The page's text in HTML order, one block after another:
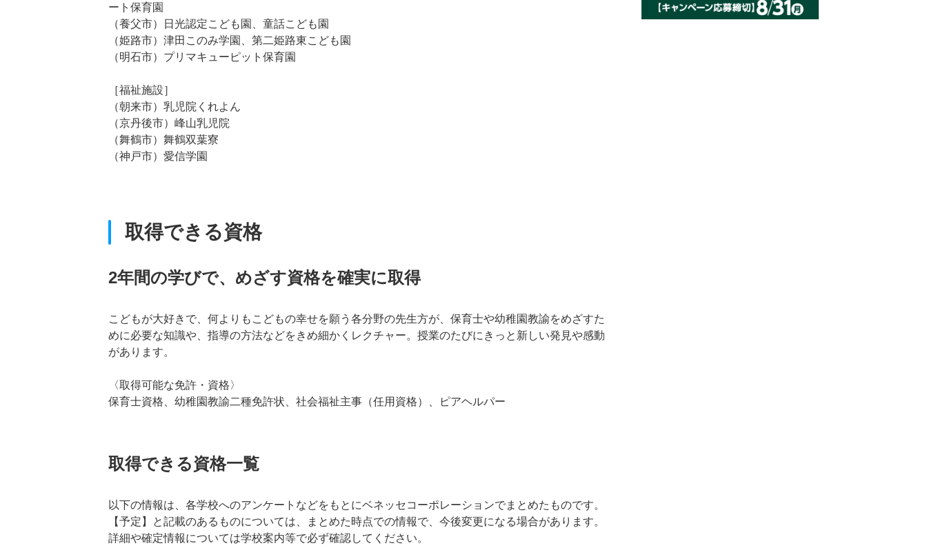
ート保育園
（養父市）日光認定こども園、童話こども園
（姫路市）津田このみ学園、第二姫路東こども園
（明石市）プリマキューピット保育園
［福祉施設］
（朝来市）乳児院くれよん
（京丹後市）峰山乳児院
（舞鶴市）舞鶴双葉寮
（神戸市）愛信学園
取得できる資格
2年間の学びで、めざす資格を確実に取得
こどもが大好きで、何よりもこどもの幸せを願う各分野の先生方が、保育士や幼稚園教諭をめざすた
めに必要な知識や、指導の方法などをきめ細かくレクチャー。授業のたびにきっと新しい発見や感動
があります。
〈取得可能な免許・資格〉
保育士資格、幼稚園教諭二種免許状、社会福祉主事（任用資格）、ピアヘルパー
取得できる資格一覧
以下の情報は、各学校へのアンケートなどをもとにベネッセコーポレーションでまとめたものです。
【予定】と記載のあるものについては、まとめた時点での情報で、今後変更になる場合があります。
詳細や確定情報については学校案内等で必ず確認してください。